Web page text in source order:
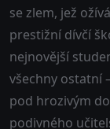
se zlem, jež
prestižní dívčí
nejnovější
všechny ostatní
pod hrozivým
podivného